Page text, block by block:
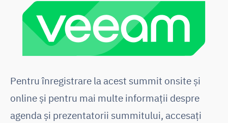
Pentru înregistrare la acest summit onsite și
online și pentru mai multe informații despre
agenda și prezentatorii summitului, accesați